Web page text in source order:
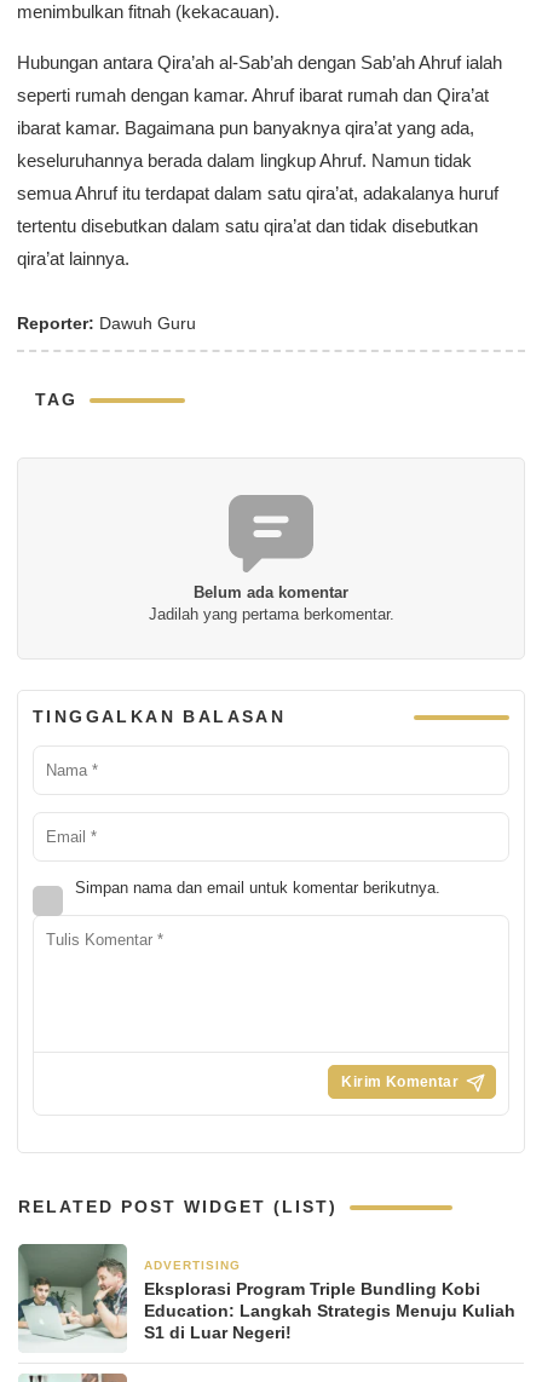
menimbulkan fitnah (kekacauan).
Hubungan antara Qira’ah al-Sab’ah dengan Sab’ah Ahruf ialah
seperti rumah dengan kamar. Ahruf ibarat rumah dan Qira’at
ibarat kamar. Bagaimana pun banyaknya qira’at yang ada,
keseluruhannya berada dalam lingkup Ahruf. Namun tidak
semua Ahruf itu terdapat dalam satu qira’at, adakalanya huruf
tertentu disebutkan dalam satu qira’at dan tidak disebutkan
qira’at lainnya.
Reporter: Dawuh Guru
TAG
Belum ada komentar
Jadilah yang pertama berkomentar.
TINGGALKAN BALASAN
Simpan nama dan email untuk komentar berikutnya.
RELATED POST WIDGET (LIST)
ADVERTISING
Eksplorasi Program Triple Bundling Kobi
Education: Langkah Strategis Menuju Kuliah
S1 di Luar Negeri!